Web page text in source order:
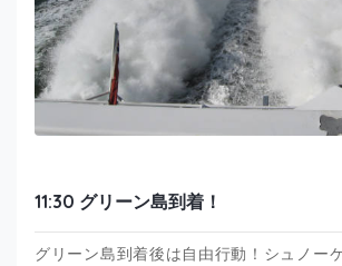
11:30 グリーン島到着！
グリーン島到着後は自由行動！シュノー